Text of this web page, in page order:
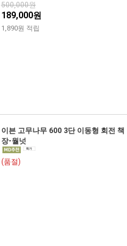
500,000원
189,000원
1,890원 적립
이븐 고무나무 600 3단 이동형 회전 책
장-월넛
(품절)